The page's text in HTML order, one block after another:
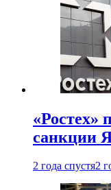
«Ростех»
санкции
2 года спустя2